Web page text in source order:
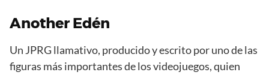
Another Edén
Un JPRG llamativo, producido y escrito por uno de las
figuras más importantes de los videojuegos, quien